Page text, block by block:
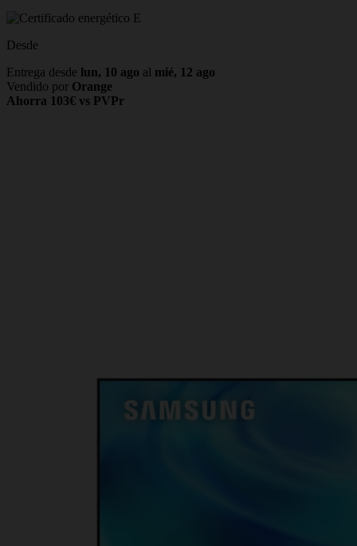
Desde
Entrega desde lun, 10 ago al mié, 12 ago
Vendido por Orange
Ahorra 103€ vs PVPr